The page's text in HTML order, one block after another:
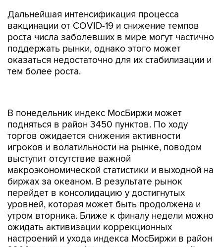
Дальнейшая интенсификация процесса
вакцинации от COVID-19 и снижение темпов
роста числа заболевших в мире могут частично
поддержать рынки, однако этого может
оказаться недостаточно для их стабилизации и
тем более роста.
торгов ожидается снижения активности
игроков и волатильности на рынке, поводом
выступит отсутствие важной
макроэкономической статистики и выходной на
биржах за океаном. В результате рынок
перейдет в консолидацию у достигнутых
уровней, которая может быть продолжена и
утром вторника. Ближе к финалу недели можно
ожидать активизации коррекционных
настроений и ухода индекса МосБиржи в район
3300 пунктов на фоне ухудшения внешней
конъюнктуры, считает Зварич.